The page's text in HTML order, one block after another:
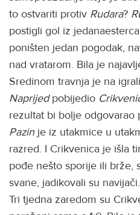
to ostvariti protiv Rudara?
postigli gol iz
poništen jedan pogodak,
nad vratarom. Bila je
Sredinom travnja je na
Naprijedpobijedio
rezultat bi bolje odgovarao
Pazinje iz utakmice u
razred. I Crikvenica je išla
pođe nešto sporije ili brže,
svane, jadikovali su navijači.
Tri tjedna zaredom su